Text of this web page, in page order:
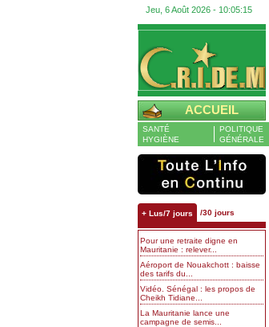
Jeu, 6 Août 2026 - 10:05:17
ACCUEIL
SANTÉ
HYGIÈNE
POLITIQUE
GÉNÉRALE
+ Lus/7 jours /30 jours
Pour une retraite digne en
Mauritanie : relever...
Aéroport de Nouakchott : baisse
des tarifs du...
Vidéo. Sénégal : les propos de
Cheikh Tidiane...
La Mauritanie lance une
campagne de semis...